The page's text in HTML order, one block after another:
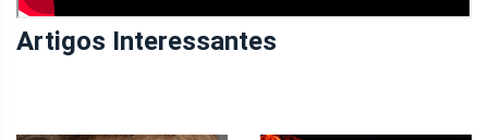
Artigos Interessantes